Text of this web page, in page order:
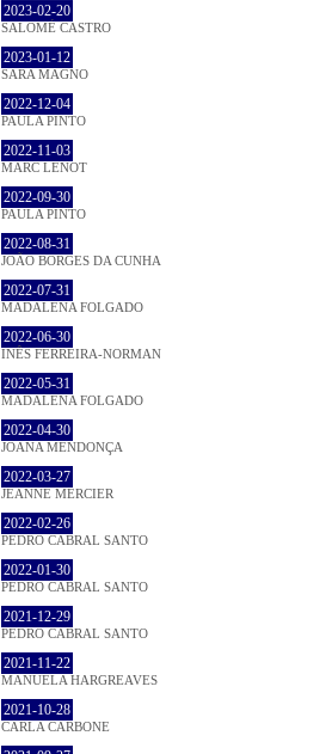
2023-02-20
SALOMÉ CASTRO
2023-01-12
SARA MAGNO
2022-12-04
PAULA PINTO
2022-11-03
MARC LENOT
2022-09-30
PAULA PINTO
2022-08-31
JOÃO BORGES DA CUNHA
2022-07-31
MADALENA FOLGADO
2022-06-30
INÊS FERREIRA-NORMAN
2022-05-31
MADALENA FOLGADO
2022-04-30
JOANA MENDONÇA
2022-03-27
JEANNE MERCIER
2022-02-26
PEDRO CABRAL SANTO
2022-01-30
PEDRO CABRAL SANTO
2021-12-29
PEDRO CABRAL SANTO
2021-11-22
MANUELA HARGREAVES
2021-10-28
CARLA CARBONE